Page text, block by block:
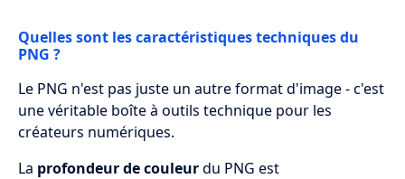
Quelles sont les caractéristiques techniques du
PNG ?
Le PNG n'est pas juste un autre format d'image - c'est
une véritable boîte à outils technique pour les
créateurs numériques.
La profondeur de couleurdu PNG est